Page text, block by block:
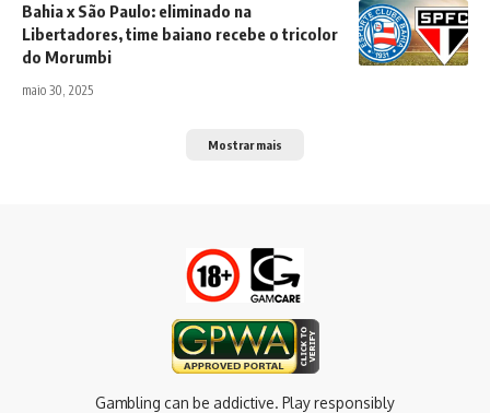
Bahia x São Paulo: eliminado na
Libertadores, time baiano recebe o tricolor
do Morumbi
maio 30, 2025
Mostrar mais
Gambling can be addictive. Play responsibly